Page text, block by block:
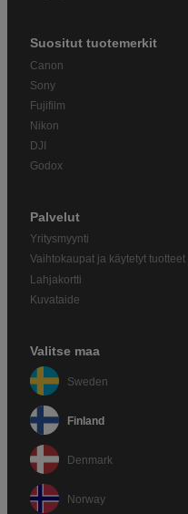
Suositut tuotemerkit
Canon
Sony
Fujifilm
Nikon
DJI
Godox
Palvelut
Yritysmyynti
Vaihtokaupat ja käytetyt tuotteet
Lahjakortti
Kuvataide
Valitse maa
Sweden
Finland
Denmark
Norway